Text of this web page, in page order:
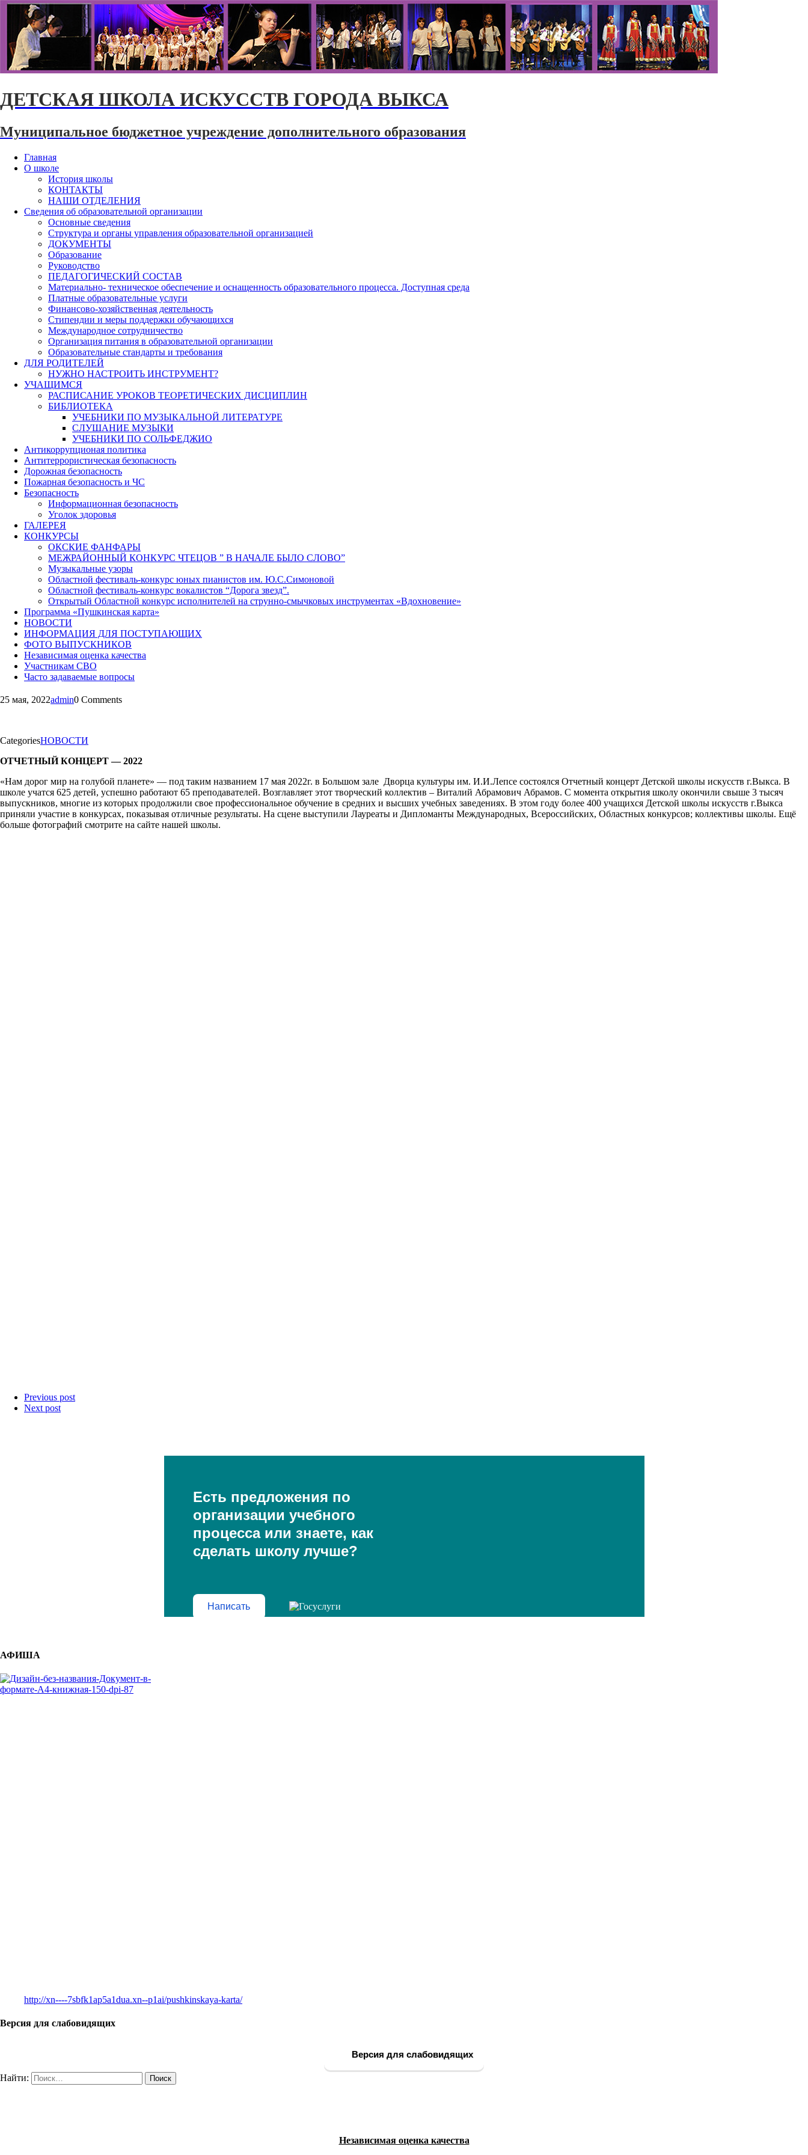
ДЕТСКАЯ ШКОЛА ИСКУССТВ ГОРОДА ВЫКСА
Муниципальное бюджетное учреждение дополнительного образования
Главная
О школе
История школы
КОНТАКТЫ
НАШИ ОТДЕЛЕНИЯ
Сведения об образовательной организации
Основные сведения
Структура и органы управления образовательной организацией
ДОКУМЕНТЫ
Образование
Руководство
ПЕДАГОГИЧЕСКИЙ СОСТАВ
Материально- техническое обеспечение и оснащенность образовательного процесса. Доступная среда
Платные образовательные услуги
Финансово-хозяйственная деятельность
Стипендии и меры поддержки обучающихся
Международное сотрудничество
Организация питания в образовательной организации
Образовательные стандарты и требования
ДЛЯ РОДИТЕЛЕЙ
НУЖНО НАСТРОИТЬ ИНСТРУМЕНТ?
УЧАЩИМСЯ
РАСПИСАНИЕ УРОКОВ ТЕОРЕТИЧЕСКИХ ДИСЦИПЛИН
БИБЛИОТЕКА
УЧЕБНИКИ ПО МУЗЫКАЛЬНОЙ ЛИТЕРАТУРЕ
СЛУШАНИЕ МУЗЫКИ
УЧЕБНИКИ ПО СОЛЬФЕДЖИО
Антикоррупционая политика
Антитеррористическая безопасность
Дорожная безопасность
Пожарная безопасность и ЧС
Безопасность
Информационная безопасность
Уголок здоровья
ГАЛЕРЕЯ
КОНКУРСЫ
ОКСКИЕ ФАНФАРЫ
МЕЖРАЙОННЫЙ КОНКУРС ЧТЕЦОВ ” В НАЧАЛЕ БЫЛО СЛОВО”
Музыкальные узоры
Областной фестиваль-конкурс юных пианистов им. Ю.С.Симоновой
Областной фестиваль-конкурс вокалистов “Дорога звезд”.
Открытый Областной конкурс исполнителей на струнно-смычковых инструментах «Вдохновение»
Программа «Пушкинская карта»
НОВОСТИ
ИНФОРМАЦИЯ ДЛЯ ПОСТУПАЮЩИХ
ФОТО ВЫПУСКНИКОВ
Независимая оценка качества
Участникам СВО
Часто задаваемые вопросы
25 мая, 2022admin0 Comments
CategoriesНОВОСТИ
ОТЧЕТНЫЙ КОНЦЕРТ — 2022
«Нам дорог мир на голубой планете» — под таким названием 17 мая 2022г. в Большом зале Дворца культуры им. И.И.Лепсе состоялся Отчетный концерт Детской школы искусств г.Выкса. В
школе учатся 625 детей, успешно работают 65 преподавателей. Возглавляет этот творческий коллектив – Виталий Абрамович Абрамов. С момента открытия школу окончили свыше 3 тысяч
выпускников, многие из которых продолжили свое профессиональное обучение в средних и высших учебных заведениях. В этом году более 400 учащихся Детской школы искусств г.Выкса
приняли участие в конкурсах, показывая отличные результаты. На сцене выступили Лауреаты и Дипломанты Международных, Всероссийских, Областных конкурсов; коллективы школы. Ещё
больше фотографий смотрите на сайте нашей школы.
Previous post
Next post
Есть предложения по
организации учебного
процесса или знаете, как
сделать школу лучше?
Написать
АФИША
http://xn----7sbfk1ap5a1dua.xn--p1ai/pushkinskaya-karta/
Версия для слабовидящих
Версия для слабовидящих
Найти:
Независимая оценка качества